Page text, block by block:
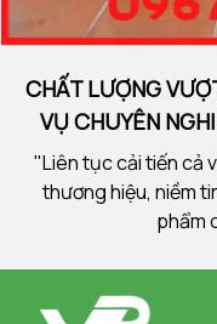
CHẤT LƯỢNG
VỤ CHUYÊN
"Liên tục cải tiến cả
thương hiệu, niềm
phẩm